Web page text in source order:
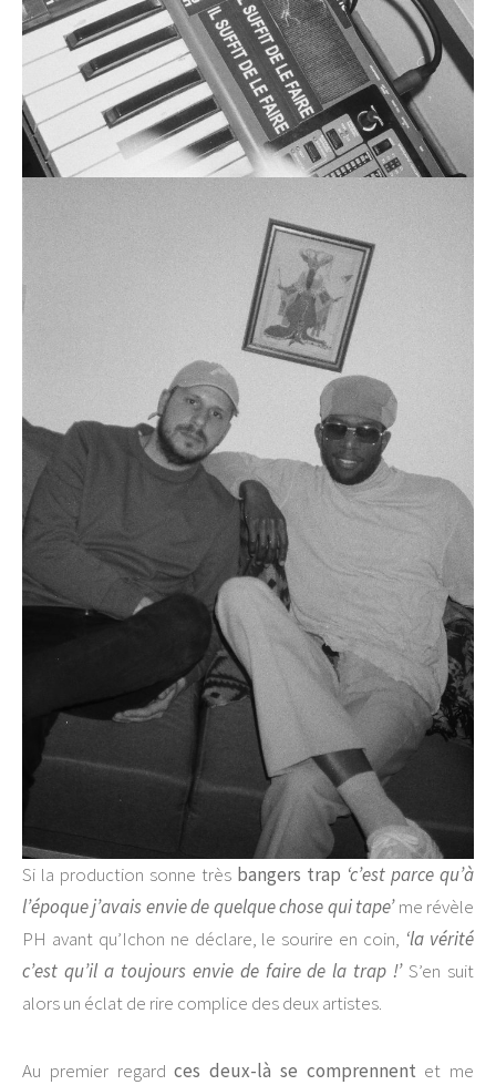
Si la production sonne très bangers trap ‘c’est parce qu’à
l’époque j’avais envie de quelque chose qui tape’me révèle
PH avant qu’Ichon ne déclare, le sourire en coin, ‘la vérité
c’est qu’il a toujours envie de faire de la trap !’S’en suit
alors un éclat de rire complice des deux artistes.
Au premier regard ces deux-là se comprennent et me